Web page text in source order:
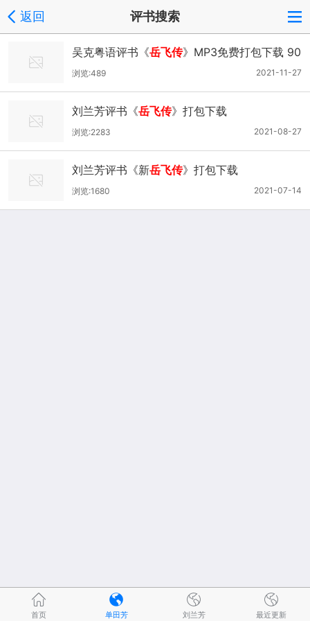
返回 评书搜索
吴克粤语评书《岳飞传》MP3免费打包下载 90
回全
2021-11-27
浏览:489
刘兰芳评书《岳飞传》打包下载
2021-08-27
浏览:2283
刘兰芳评书《新岳飞传》打包下载
2021-07-14
浏览:1680
首页 单田芳 刘兰芳 最近更新